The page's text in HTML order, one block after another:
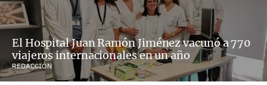
El Hospital Juan Ramón Jiménez vacunó a 770
viajeros internacionales en un año
REDACCIÓN